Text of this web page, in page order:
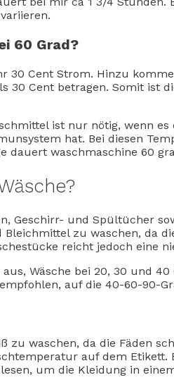
60 Grad?
30 Cent Strom. Hinzu
30 Cent betragen. Somit ist
ist nur nötig, wenn
hat. Bei diesen
Geschirr- und Spültücher
zu waschen, da
reicht jedoch eine
Wäsche bei 20, 30 und
auf die 40-60-90-
zu waschen, da die Fäden
auf dem Etikett.
um die Kleidung in